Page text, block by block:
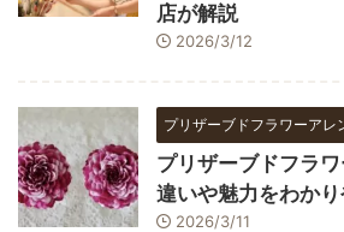
店が解説
2026/3/12
プリザーブドフラワーアレ
プリザーブドフラ
違いや魅力をわか
2026/3/11